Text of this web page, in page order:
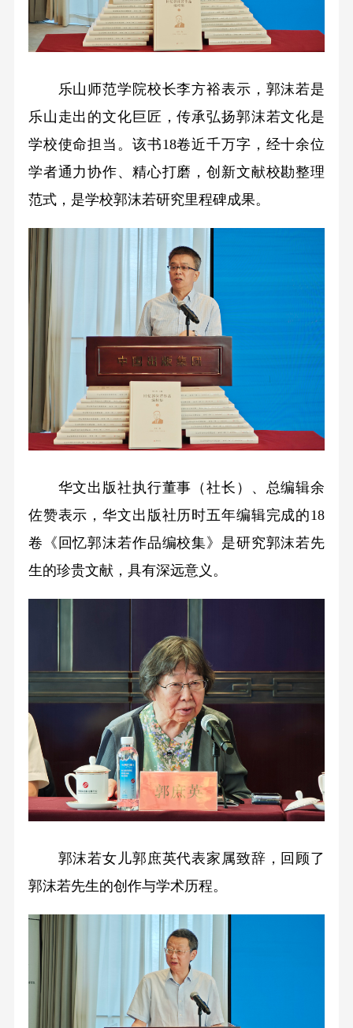
乐山师范学院校长李方裕表示，郭沫若是
乐山走出的文化巨匠，传承弘扬郭沫若文化是
学校使命担当。该书18卷近千万字，经十余位
学者通力协作、精心打磨，创新文献校勘整理
范式，是学校郭沫若研究里程碑成果。
华文出版社执行董事（社长）、总编辑余
佐赞表示，华文出版社历时五年编辑完成的18
卷《回忆郭沫若作品编校集》是研究郭沫若先
生的珍贵文献，具有深远意义。
郭沫若女儿郭庶英代表家属致辞，回顾了
郭沫若先生的创作与学术历程。